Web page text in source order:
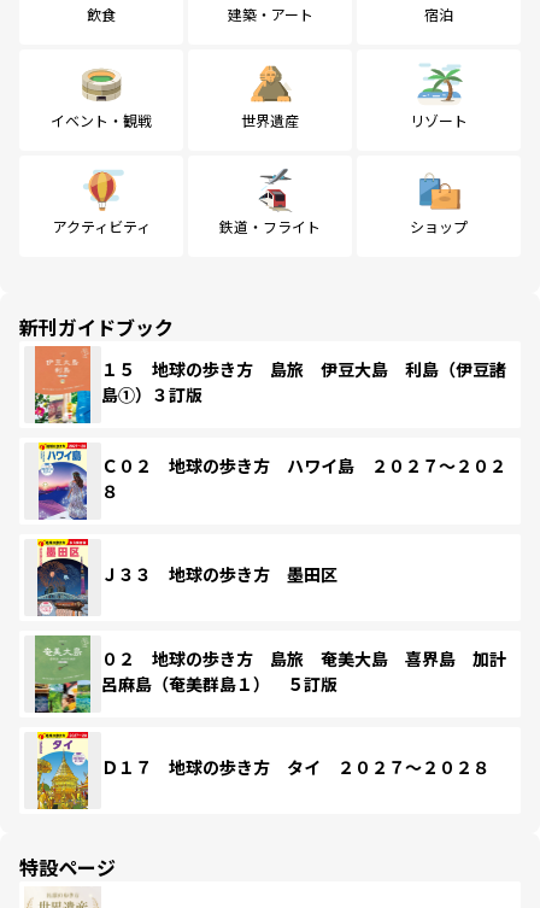
飲食 建築・アート 宿泊
イベント・観戦 世界遺産 リゾート
アクティビティ 鉄道・フライト ショップ
新刊ガイドブック
１５ 地球の歩き方 島旅 伊豆大島 利島（伊豆諸
島①）３訂版
Ｃ０２ 地球の歩き方 ハワイ島 ２０２７～２０２
８
Ｊ３３ 地球の歩き方 墨田区
０２ 地球の歩き方 島旅 奄美大島 喜界島 加計
呂麻島（奄美群島１） ５訂版
Ｄ１７ 地球の歩き方 タイ ２０２７～２０２８
特設ページ